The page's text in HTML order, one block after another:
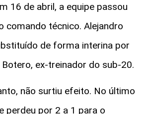
16 de abril, a equipe passou
comando técnico. Alejandro
de forma interina por
ex-treinador do sub-20.
não surtiu efeito. No último
perdeu por 2 a 1 para o